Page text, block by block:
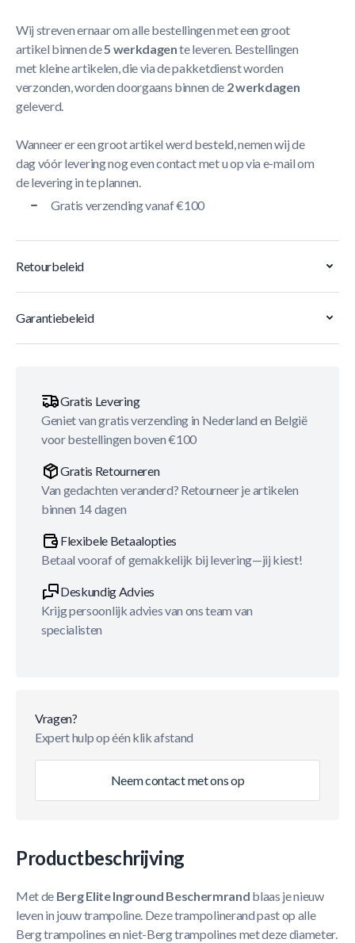
Wij streven ernaar om alle bestellingen met een groot
artikel binnen de5 werkdagente leveren. Bestellingen
met kleine artikelen, die via de pakketdienst worden
verzonden, worden doorgaans binnen de 2 werkdagen
geleverd.
Wanneer er een groot artikel werd besteld, nemen wij de
dag vóór levering nog even contact met u op via e-mail om
de levering in te plannen.
Gratis verzending vanaf €100
Retourbeleid
Garantiebeleid
Gratis Levering
Geniet van gratis verzending in Nederland en België
voor bestellingen boven €100
Gratis Retourneren
Van gedachten veranderd? Retourneer je artikelen
binnen 14 dagen
Flexibele Betaalopties
Betaal vooraf of gemakkelijk bij levering—jij kiest!
Deskundig Advies
Krijg persoonlijk advies van ons team van
specialisten
Vragen?
Expert hulp op één klik afstand
Neem contact met ons op
Productbeschrijving
Met de Berg Elite Inground Beschermrand blaas je nieuw
leven in jouw trampoline. Deze trampolinerand past op alle
Berg trampolines en niet-Berg trampolines met deze diameter.